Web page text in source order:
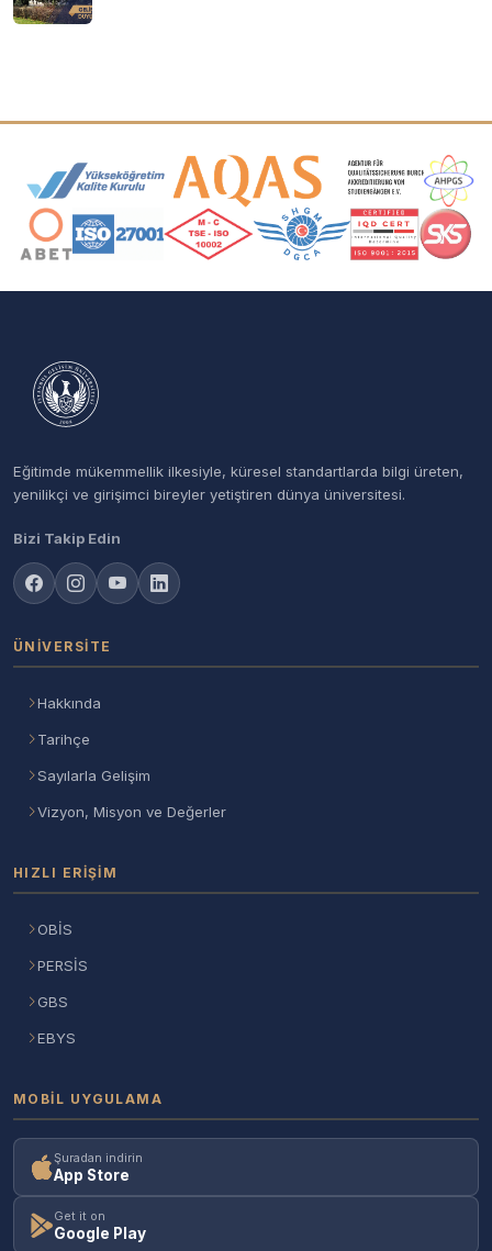
Akreditasyon ve Üyelik Logoları
Eğitimde mükemmellik ilkesiyle, küresel standartlarda bilgi üreten,
yenilikçi ve girişimci bireyler yetiştiren dünya üniversitesi.
Bizi Takip Edin
ÜNIVERSITE
Hakkında
Tarihçe
Sayılarla Gelişim
Vizyon, Misyon ve Değerler
HIZLI ERIŞIM
OBİS
PERSİS
GBS
EBYS
MOBIL UYGULAMA
Şuradan indirin
App Store
Get it on
Google Play